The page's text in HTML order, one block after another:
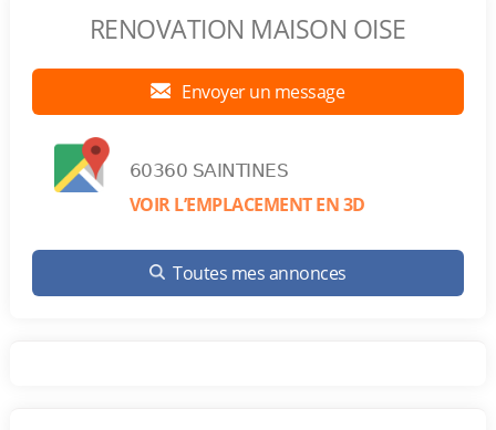
RENOVATION MAISON OISE
Envoyer un message
60360 SAINTINES
VOIR L’EMPLACEMENT EN 3D
Toutes mes annonces